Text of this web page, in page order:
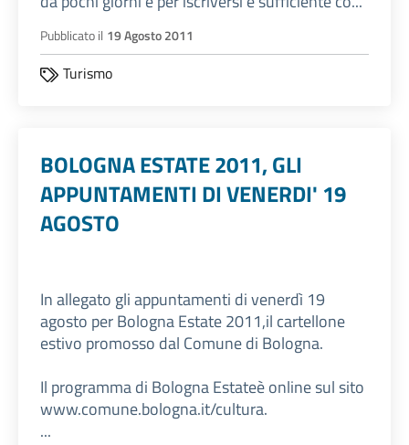
Pubblicato il 19 Agosto 2011
Turismo
BOLOGNA ESTATE 2011, GLI
APPUNTAMENTI DI VENERDI' 19
AGOSTO
In allegato gli appuntamenti di venerdì 19
agosto per Bologna Estate 2011,il cartellone
estivo promosso dal Comune di Bologna.
Il programma di Bologna Estateè online sul sito
www.comune.bologna.it/cultura.
...